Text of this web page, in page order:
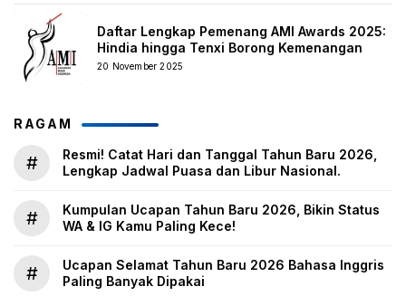
Daftar Lengkap Pemenang AMI Awards 2025:
Hindia hingga Tenxi Borong Kemenangan
20 November 2025
RAGAM
#
Resmi! Catat Hari dan Tanggal Tahun Baru 2026,
Lengkap Jadwal Puasa dan Libur Nasional.
#
Kumpulan Ucapan Tahun Baru 2026, Bikin Status
WA & IG Kamu Paling Kece!
#
Ucapan Selamat Tahun Baru 2026 Bahasa Inggris
Paling Banyak Dipakai